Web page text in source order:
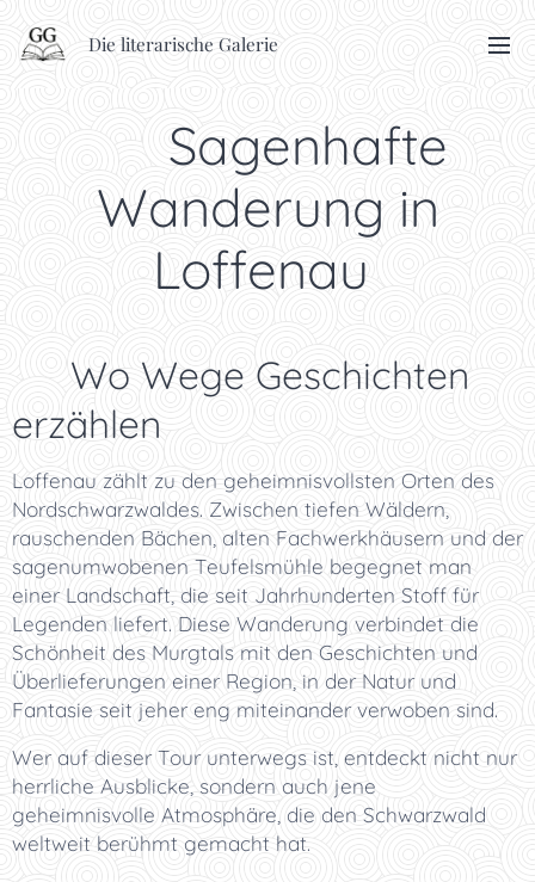
Die literarische Galerie
🥾 Sagenhafte
Wanderung in
Loffenau
✨ Wo Wege Geschichten
erzählen
Loffenau zählt zu den geheimnisvollsten Orten des
Nordschwarzwaldes. Zwischen tiefen Wäldern,
rauschenden Bächen, alten Fachwerkhäusern und der
sagenumwobenen Teufelsmühle begegnet man
einer Landschaft, die seit Jahrhunderten Stoff für
Legenden liefert. Diese Wanderung verbindet die
Schönheit des Murgtals mit den Geschichten und
Überlieferungen einer Region, in der Natur und
Fantasie seit jeher eng miteinander verwoben sind.
Wer auf dieser Tour unterwegs ist, entdeckt nicht nur
herrliche Ausblicke, sondern auch jene
geheimnisvolle Atmosphäre, die den Schwarzwald
weltweit berühmt gemacht hat.